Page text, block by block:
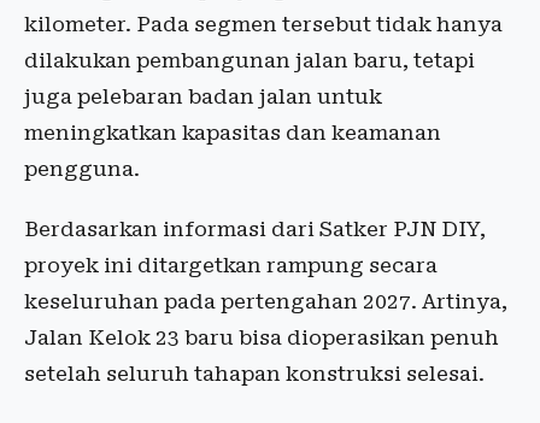
kilometer. Pada segmen tersebut tidak hanya
dilakukan pembangunan jalan baru, tetapi
juga pelebaran badan jalan untuk
meningkatkan kapasitas dan keamanan
pengguna.
Berdasarkan informasi dari Satker PJN DIY,
proyek ini ditargetkan rampung secara
keseluruhan pada pertengahan 2027. Artinya,
Jalan Kelok 23 baru bisa dioperasikan penuh
setelah seluruh tahapan konstruksi selesai.